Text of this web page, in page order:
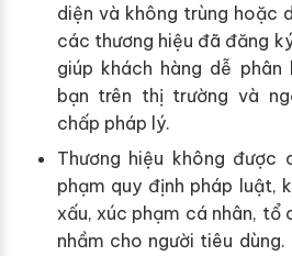
diện và không trùng hoặc
các thương hiệu đã đăng
giúp khách hàng dễ
bạn trên thị trường và
chấp pháp lý.
Thương hiệu không
phạm quy định pháp luật,
xấu, xúc phạm cá nhân, tổ
nhầm cho người tiêu dùng.